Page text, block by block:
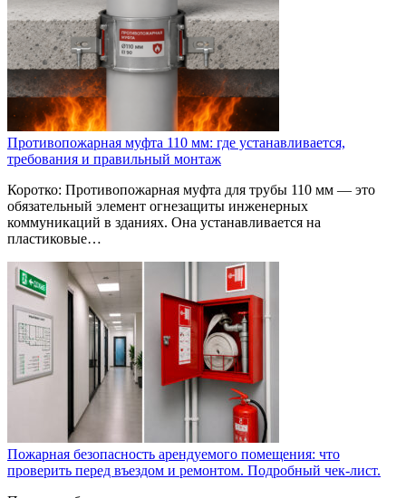
Противопожарная муфта 110 мм: где устанавливается,
требования и правильный монтаж
Коротко: Противопожарная муфта для трубы 110 мм — это
обязательный элемент огнезащиты инженерных
коммуникаций в зданиях. Она устанавливается на
пластиковые…
Пожарная безопасность арендуемого помещения: что
проверить перед въездом и ремонтом. Подробный чек-лист.